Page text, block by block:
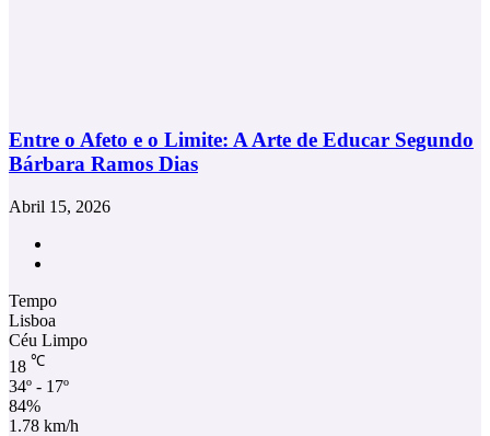
Entre o Afeto e o Limite: A Arte de Educar Segundo
Bárbara Ramos Dias
Abril 15, 2026
Tempo
Lisboa
Céu Limpo
18 ℃
34º - 17º
84%
1.78 km/h